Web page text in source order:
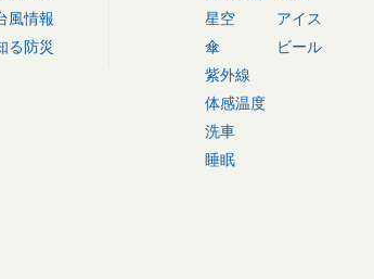
風情報
る防災
星空
傘
紫外線
体感温度
洗車
睡眠
アイス
ビール